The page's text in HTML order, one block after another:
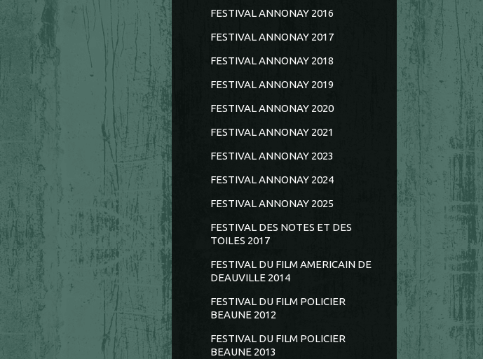
FESTIVAL ANNONAY 2016
FESTIVAL ANNONAY 2017
FESTIVAL ANNONAY 2018
FESTIVAL ANNONAY 2019
FESTIVAL ANNONAY 2020
FESTIVAL ANNONAY 2021
FESTIVAL ANNONAY 2023
FESTIVAL ANNONAY 2024
FESTIVAL ANNONAY 2025
FESTIVAL DES NOTES ET DES
TOILES 2017
FESTIVAL DU FILM AMERICAIN DE
DEAUVILLE 2014
FESTIVAL DU FILM POLICIER
BEAUNE 2012
FESTIVAL DU FILM POLICIER
BEAUNE 2013